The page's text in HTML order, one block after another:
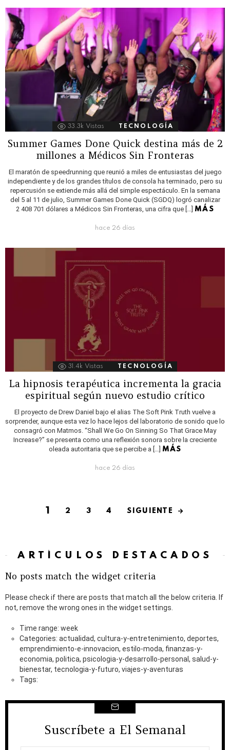
33.3k Vistas TECNOLOGÍA
Summer Games Done Quick destina más de 2
millones a Médicos Sin Fronteras
El maratón de speedrunning que reunió a miles de entusiastas del juego
independiente y de los grandes títulos de consola ha terminado, pero su
repercusión se extiende más allá del simple espectáculo. En la semana
del 5 al 11 de julio, Summer Games Done Quick (SGDQ) logró canalizar
2 408 701 dólares a Médicos Sin Fronteras, una cifra que […] MÁS
hace 26 días
31.4k Vistas TECNOLOGÍA
La hipnosis terapéutica incrementa la gracia
espiritual según nuevo estudio crítico
El proyecto de Drew Daniel bajo el alias The Soft Pink Truth vuelve a
sorprender, aunque esta vez lo hace lejos del laboratorio de sonido que lo
consagró con Matmos. “Shall We Go On Sinning So That Grace May
Increase?” se presenta como una reflexión sonora sobre la creciente
oleada autoritaria que se percibe a […]
MÁS
hace 26 días
1 2 3 4 SIGUIENTE
ARTÍCULOS DESTACADOS
No posts match the widget criteria
Please check if there are posts that match all the below criteria. If
not, remove the wrong ones in the widget settings.
Time range: week
Categories: actualidad, cultura-y-entretenimiento, deportes,
emprendimiento-e-innovacion, estilo-moda, finanzas-y-
economia, politica, psicologia-y-desarrollo-personal, salud-y-
bienestar, tecnologia-y-futuro, viajes-y-aventuras
Tags:
NEWSLETTER
Suscríbete a El Semanal